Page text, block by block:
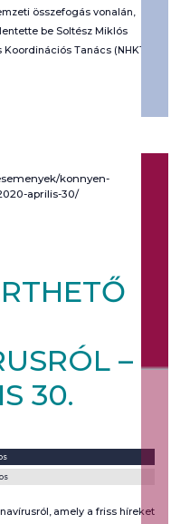
összefogás vonalán,
be Soltész Miklós
Tanács (NHKT)
konnyen-
aprilis-30/
–
30.
amely a friss híreket